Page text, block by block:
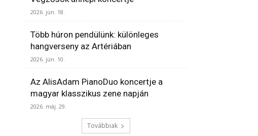
2026. jún. 18.
Több húron pendülünk: különleges
hangverseny az Artériában
2026. jún. 10.
Az AlisAdam PianoDuo koncertje a
magyar klasszikus zene napján
2026. máj. 29.
Továbbiak